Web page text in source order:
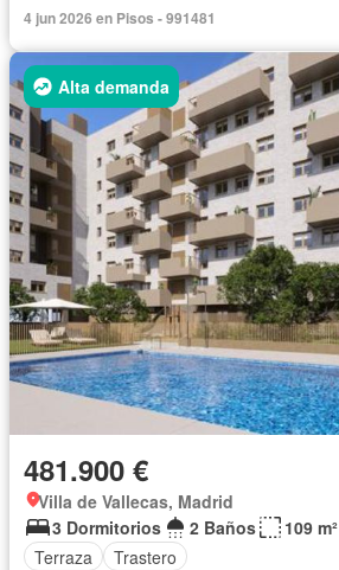
4 jun 2026 en Pisos - 991481
Alta demanda
481.900 €
Villa de Vallecas, Madrid
3 Dormitorios
2 Baños
109 m²
Terraza
Trastero